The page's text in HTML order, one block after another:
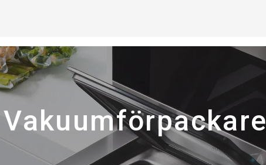
Vakuumförpackare